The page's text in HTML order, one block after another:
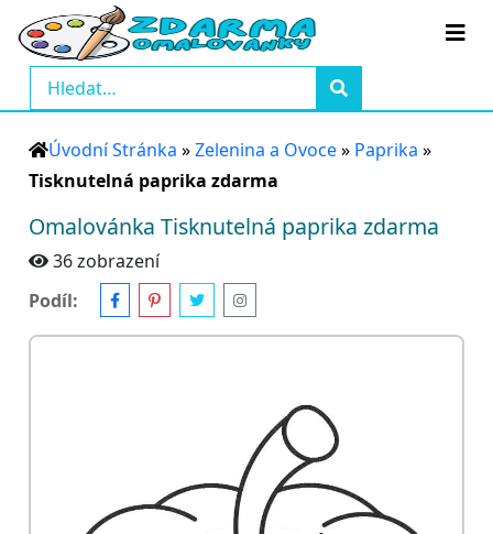
Úvodní Stránka »Zelenina a Ovoce» Paprika »
Tisknutelná paprika zdarma
Omalovánka Tisknutelná paprika zdarma
36 zobrazení
Podíl: